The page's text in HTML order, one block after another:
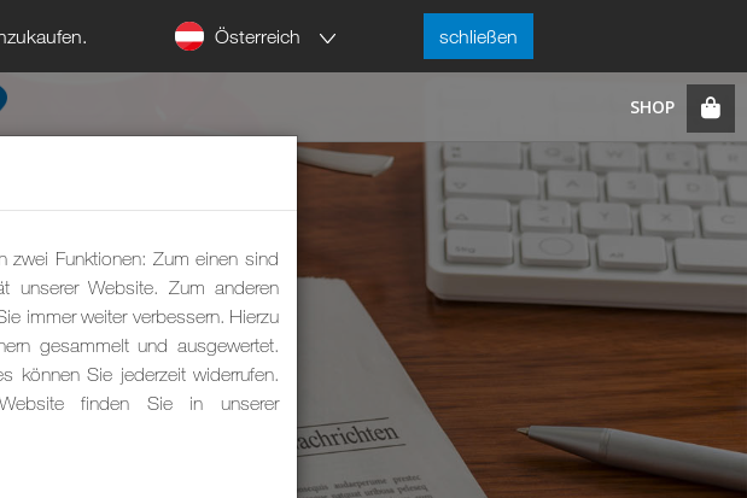
Österreich schließen
zwei Funktionen: Zum einen sind
unserer Website. Zum anderen
immer weiter verbessern. Hierzu
gesammelt und ausgewertet.
können Sie jederzeit widerrufen.
finden Sie in unserer